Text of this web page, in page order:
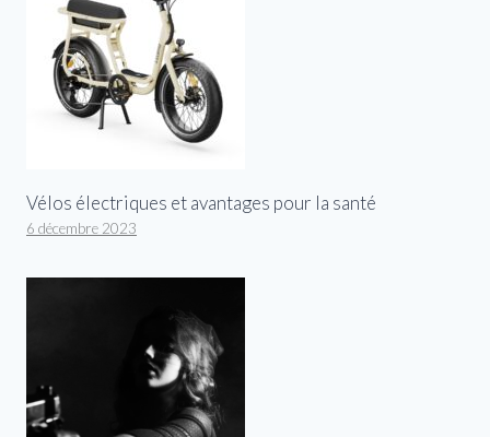
Vélos électriques et avantages pour la santé
6 décembre 2023